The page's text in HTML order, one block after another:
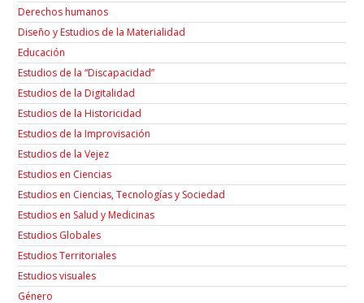
Derechos humanos
Diseño y Estudios de la Materialidad
Educación
Estudios de la “Discapacidad”
Estudios de la Digitalidad
Estudios de la Historicidad
Estudios de la Improvisación
Estudios de la Vejez
Estudios en Ciencias
Estudios en Ciencias, Tecnologías y Sociedad
Estudios en Salud y Medicinas
Estudios Globales
Estudios Territoriales
Estudios visuales
Género